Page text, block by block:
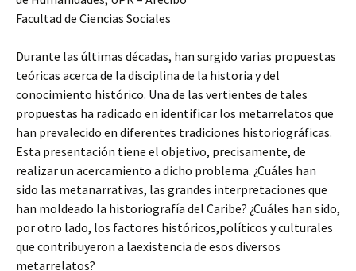
Facultad de Ciencias Sociales
Durante las últimas décadas, han surgido varias propuestas
teóricas acerca de la disciplina de la historia y del
conocimiento histórico. Una de las vertientes de tales
propuestas ha radicado en identificar los metarrelatos que
han prevalecido en diferentes tradiciones historiográficas.
Esta presentación tiene el objetivo, precisamente, de
realizar un acercamiento a dicho problema. ¿Cuáles han
sido las metanarrativas, las grandes interpretaciones que
han moldeado la historiografía del Caribe? ¿Cuáles han sido,
por otro lado, los factores históricos,políticos y culturales
que contribuyeron a laexistencia de esos diversos
metarrelatos?